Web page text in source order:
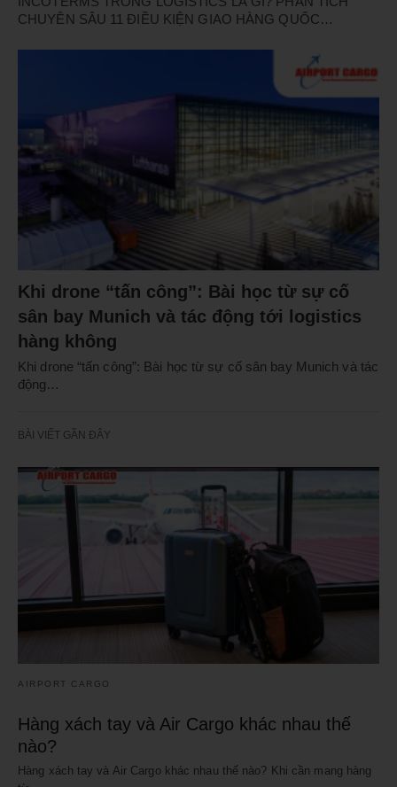
CHUYÊN SÂU 11 ĐIỀU KIỆN GIAO HÀNG QUỐC…
Khi drone “tấn công”: Bài học từ sự cố
sân bay Munich và tác động tới logistics
hàng không
Khi drone “tấn công”: Bài học từ sự cố sân bay Munich và tác
động…
BÀI VIẾT GẦN ĐÂY
AIRPORT CARGO
Hàng xách tay và Air Cargo khác nhau thế
nào?
Hàng xách tay và Air Cargo khác nhau thế nào? Khi cần mang hàng